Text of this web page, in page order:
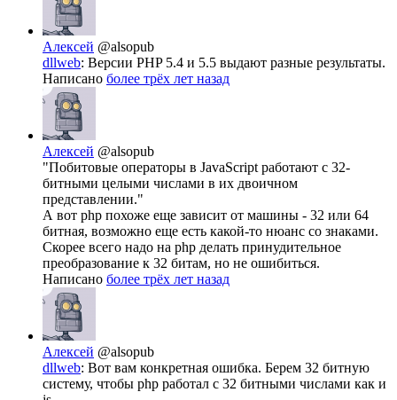
Алексей @alsopub
dllweb: Версии PHP 5.4 и 5.5 выдают разные результаты.
Написано более трёх лет назад
Алексей @alsopub
"Побитовые операторы в JavaScript работают с 32-
битными целыми числами в их двоичном
представлении."
А вот php похоже еще зависит от машины - 32 или 64
битная, возможно еще есть какой-то нюанс со знаками.
Скорее всего надо на php делать принудительное
преобразование к 32 битам, но не ошибиться.
Написано более трёх лет назад
Алексей @alsopub
dllweb: Вот вам конкретная ошибка. Берем 32 битную
систему, чтобы php работал с 32 битными числами как и